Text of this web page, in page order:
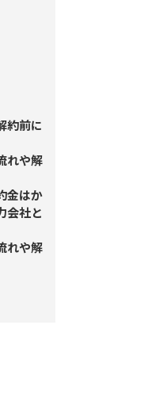
約前に
れや解
金はか
会社と
れや解